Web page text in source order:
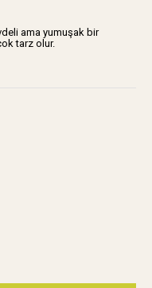
ama yumuşak bir
tarz olur.